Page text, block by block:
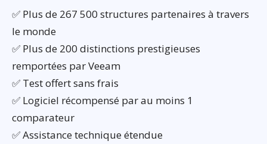
✅ Plus de 267 500 structures partenaires à travers
le monde
✅ Plus de 200 distinctions prestigieuses
remportées par Veeam
✅ Test offert sans frais
✅ Logiciel récompensé par au moins 1
comparateur
✅ Assistance technique étendue